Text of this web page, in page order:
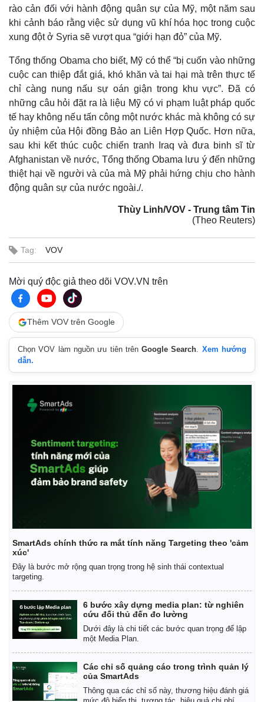
Thế giới
Quan sát
Cuộc sống đó đây
Hồ sơ
Video
E-Magazine
rào cản đối với hành động quân sự của Mỹ, một năm sau
khi cảnh báo rằng việc sử dụng vũ khí hóa học trong cuộc
xung đột ở Syria sẽ vượt qua “giới hạn đỏ” của Mỹ.
Tổng thống Obama cho biết, Mỹ có thể “bị cuốn vào những
cuộc can thiệp đắt giá, khó khăn và tai hại mà trên thực tế
chỉ càng nung nấu sự oán giận trong khu vực”. Đã có
những câu hỏi đặt ra là liệu Mỹ có vi phạm luật pháp quốc
tế hay không nếu tấn công một nước khác mà không có sự
ủy nhiệm của Hội đồng Bảo an Liên Hợp Quốc. Hơn nữa,
sau khi kết thúc cuộc chiến tranh Iraq và đưa binh sĩ từ
Afghanistan về nước, Tổng thống Obama lưu ý đến những
thiệt hại về người và của mà Mỹ phải hứng chịu cho hành
động quân sự của nước ngoài./.
Thùy Linh/VOV - Trung tâm Tin
(Theo Reuters)
Tag: VOV
Mời quý độc giả theo dõi VOV.VN trên
Thêm VOV trên Google
Chọn VOV làm nguồn ưu tiên trênGoogle Search. Xem hướng
dẫn.
SmartAds chính thức ra mắt tính năng Targeting theo 'cảm
xúc'
Đây là bước mở rộng quan trọng trong hệ sinh thái contextual
targeting.
6 bước xây dựng media plan: từ nghiên
cứu đối thủ đến đo lường
Dưới đây là chi tiết các bước quan trọng để lập
một Media Plan.
Các chỉ số quảng cáo trong trình quản lý
của SmartAds
Thông qua các chỉ số này, thương hiệu đánh giá